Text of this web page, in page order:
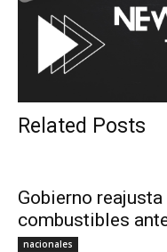
Related Posts
Gobierno
combustibles
nacionales